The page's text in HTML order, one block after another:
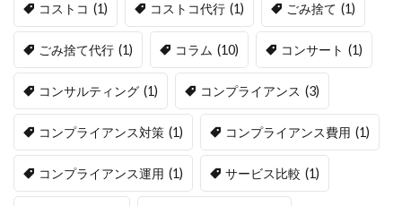
コストコ (1) コストコ代行 (1) ごみ捨て (1)
ごみ捨て代行 (1) コラム (10) コンサート (1)
コンサルティング (1) コンプライアンス (3)
コンプライアンス対策 (1) コンプライアンス費用 (1)
コンプライアンス運用 (1) サービス比較 (1)